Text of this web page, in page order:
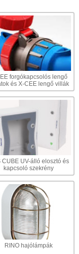
- opál üveg előlappal
, Hossz: 1600 mm,
beépíthető dugalj,
50-60Hz,
szimetrikus
FÉNYSUGÁR - IP66
LED, 182W, 27750
tartó konzol
forgókapcsolós lengő
és X-CEE lengő villák
CUBE UV-álló elosztó és
kapcsoló szekrény
RINO hajólámpák